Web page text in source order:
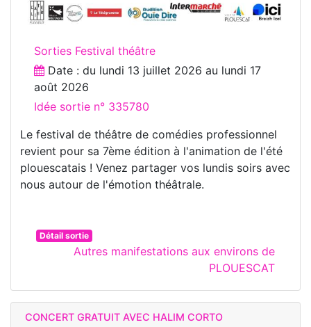
Sorties Festival théâtre
Date : du lundi 13 juillet 2026 au lundi 17
août 2026
Idée sortie n° 335780
Le festival de théâtre de comédies professionnel
revient pour sa 7ème édition à l'animation de l'été
plouescatais ! Venez partager vos lundis soirs avec
nous autour de l'émotion théâtrale.
Détail sortie
Autres manifestations aux environs de
PLOUESCAT
CONCERT GRATUIT AVEC HALIM CORTO